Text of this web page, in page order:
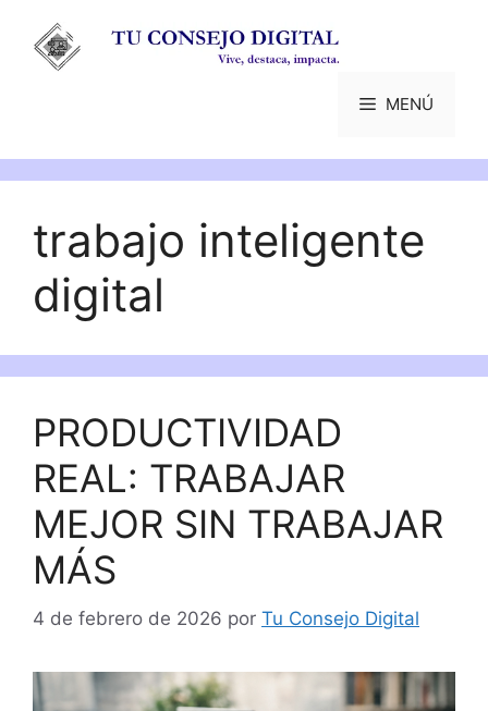
contenido
MENÚ
trabajo inteligente
digital
PRODUCTIVIDAD
REAL: TRABAJAR
MEJOR SIN TRABAJAR
MÁS
4 de febrero de 2026 por Tu Consejo Digital